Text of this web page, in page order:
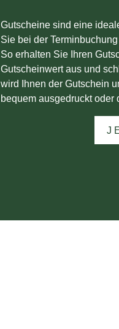
Gutscheine sind eine
Sie bei der
So erhalten Sie Ihren
Gutscheinwert aus und
wird Ihnen der Gutschein
bequem ausgedruckt oder